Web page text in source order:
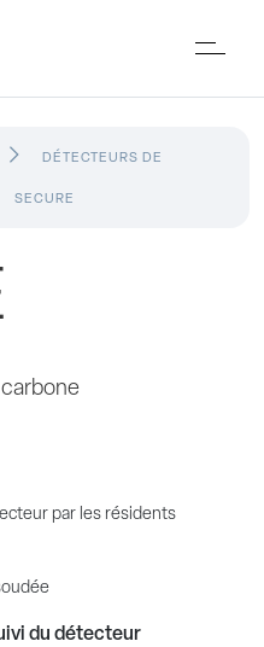
DÉTECTEURS DE
SECURE
par les résidents
du détecteur